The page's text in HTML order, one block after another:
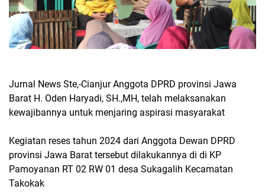
Jurnal News Ste,-Cianjur Anggota DPRD provinsi Jawa
Barat H. Oden Haryadi, SH.,MH, telah melaksanakan
kewajibannya untuk menjaring aspirasi masyarakat
Kegiatan reses tahun 2024 dari Anggota Dewan DPRD
provinsi Jawa Barat tersebut dilakukannya di di KP
Pamoyanan RT 02 RW 01 desa Sukagalih Kecamatan
Takokak